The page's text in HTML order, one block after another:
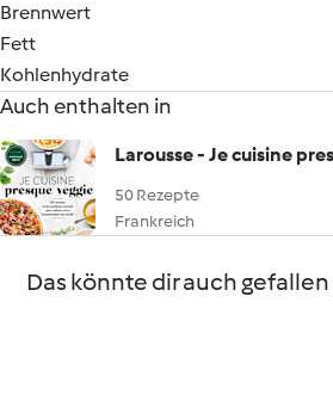
Brennwert
Fett
Kohlenhydrate
Auch enthalten in
Larousse - Je cuisine
50 Rezepte
Frankreich
Das könnte dir auch gefallen